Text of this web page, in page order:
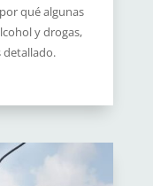
qué algunas
y drogas,
detallado.